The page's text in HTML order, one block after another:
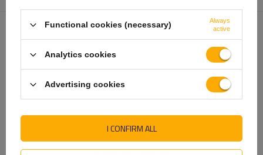
ANBEFALT FOR DEG
Functional cookies (necessary)
Always
active
Analytics cookies
Advertising cookies
I CONFIRM ALL